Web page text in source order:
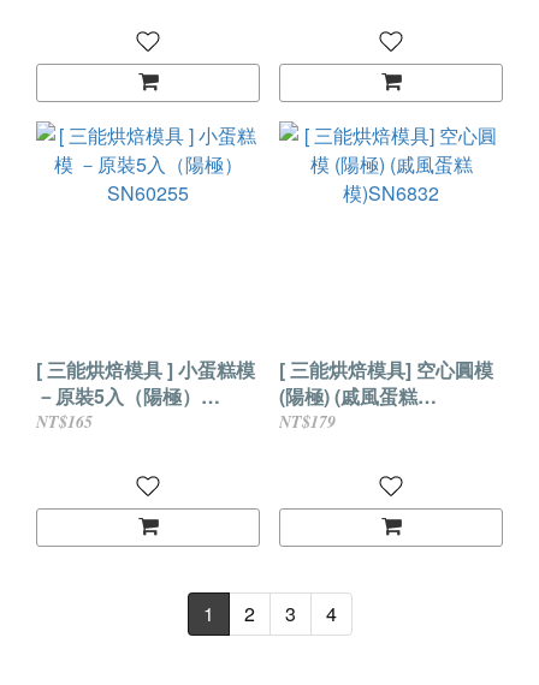
[ 三能烘焙模具 ] 小蛋糕模
－原裝5入（陽極）
SN60255
NT$165
[ 三能烘焙模具] 空心圓模
(陽極) (戚風蛋糕
模)SN6832
NT$179
1 2 3 4